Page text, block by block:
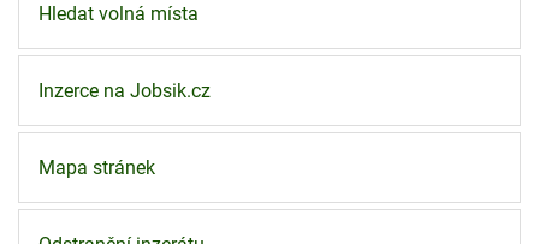
Hledat volná místa
Inzerce na Jobsik.cz
Mapa stránek